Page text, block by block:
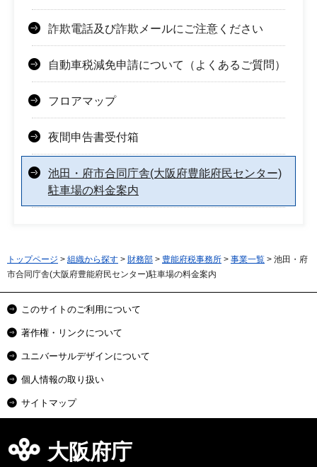
詐欺電話及び詐欺メールにご注意ください
自動車税減免申請について（よくあるご質問）
フロアマップ
夜間申告書受付箱
池田・府市合同庁舎(大阪府豊能府民センター)
駐車場の料金案内
トップページ > 組織から探す > 財務部 > 豊能府税事務所 > 事業一覧 > 池田・府
市合同庁舎(大阪府豊能府民センター)駐車場の料金案内
このサイトのご利用について
著作権・リンクについて
ユニバーサルデザインについて
個人情報の取り扱い
サイトマップ
大阪府庁